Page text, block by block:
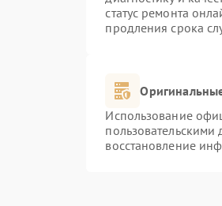
статус ремонта
продления срока
Использование
восстановление